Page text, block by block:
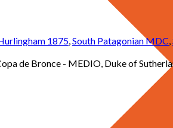
1875 South Patagonian MDC
de Bronce - MEDIO, Duke of